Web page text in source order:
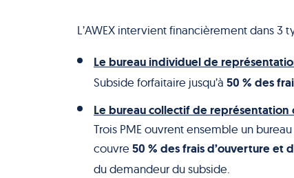
L’AWEX intervient financièrement dans
Le bureau individuel de
Subside forfaitaire jusqu’à 50 % des
Le bureau collectif de représentation
Trois PME ouvrent ensemble un
couvre 50 % des frais d’ouverture et
du demandeur du subside.